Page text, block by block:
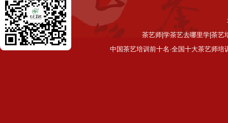
茶艺师|学茶艺去哪里学|茶艺
中国茶艺培训前十名·全国十大茶艺师培